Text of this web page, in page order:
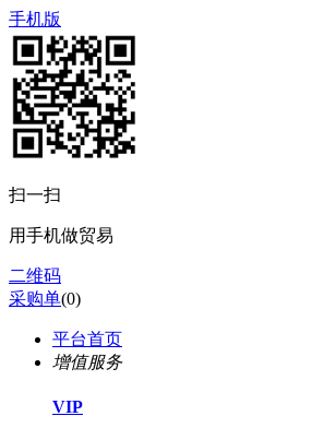
手机版
扫一扫
用手机做贸易
二维码
采购单(0)
平台首页
增值服务
VIP